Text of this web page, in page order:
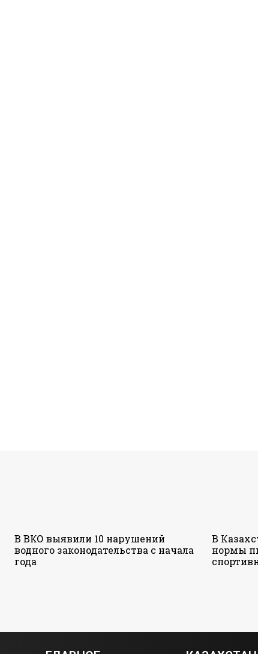
В ВКО выявили 10 нарушений
водного законодательства с начала
года
В
нормы